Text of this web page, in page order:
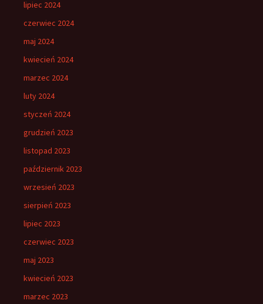
lipiec 2024
czerwiec 2024
maj 2024
kwiecień 2024
marzec 2024
luty 2024
styczeń 2024
grudzień 2023
listopad 2023
październik 2023
wrzesień 2023
sierpień 2023
lipiec 2023
czerwiec 2023
maj 2023
kwiecień 2023
marzec 2023